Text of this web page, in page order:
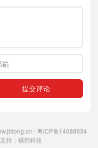
-粤ICP备14088634
持： 橘邦科技